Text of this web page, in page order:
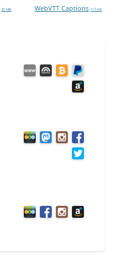
35 MB WebVTT Captions 117 KB